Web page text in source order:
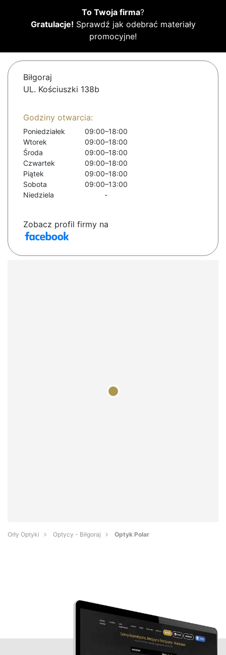
To Twoja firma?
Gratulacje! Sprawdź jak odebrać materiały
promocyjne!
Biłgoraj
UL. Kościuszki 138b
Godziny otwarcia:
Poniedziałek
09:00–18:00
Wtorek
09:00–18:00
Środa
09:00–18:00
Czwartek
09:00–18:00
Piątek
09:00–18:00
Sobota
09:00–13:00
Niedziela
-
Zobacz profil firmy na
Orły Optyki Optycy - Biłgoraj Optyk Polar